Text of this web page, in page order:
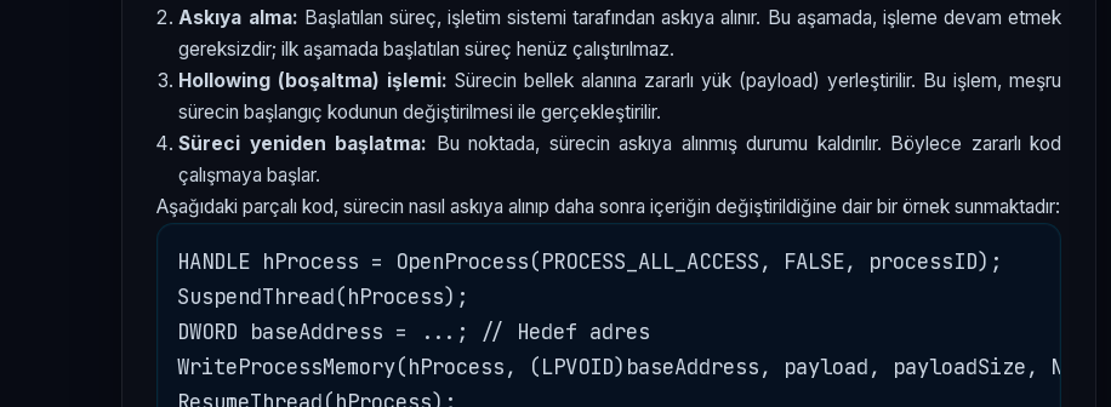
Askıya alma: Başlatılan süreç, işletim sistemi tarafından askıya alınır. Bu aşamada, işleme devam etmek
gereksizdir; ilk aşamada başlatılan süreç henüz çalıştırılmaz.
Hollowing (boşaltma) işlemi: Sürecin bellek alanına zararlı yük (payload) yerleştirilir. Bu işlem, meşru
sürecin başlangıç kodunun değiştirilmesi ile gerçekleştirilir.
Süreci yeniden başlatma: Bu noktada, sürecin askıya alınmış durumu kaldırılır. Böylece zararlı kod
çalışmaya başlar.
Aşağıdaki parçalı kod, sürecin nasıl askıya alınıp daha sonra içeriğin değiştirildiğine dair bir örnek sunmaktadır:
HANDLE hProcess = OpenProcess(PROCESS_ALL_ACCESS, FALSE, processID);
SuspendThread(hProcess);
DWORD baseAddress = ...; // Hedef adres
WriteProcessMemory(hProcess, (LPVOID)baseAddress, payload, payloadSize, NULL);